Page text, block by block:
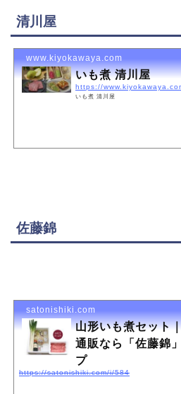
清川屋
www.kiyokawaya.com
いも煮 清川屋
https://
いも煮 清川屋
佐藤錦
satonishiki.com
山形いも煮セット
通販なら「佐藤錦
プ
https://satonishiki.com/i/584